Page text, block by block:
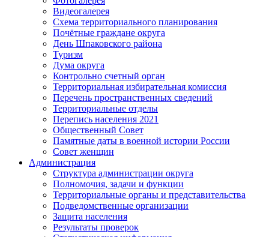
Видеогалерея
Схема территориального планирования
Почётные граждане округа
День Шпаковского района
Туризм
Дума округа
Контрольно счетный орган
Территориальная избирательная комиссия
Перечень пространственных сведений
Территориальные отделы
Перепись населения 2021
Общественный Совет
Памятные даты в военной истории России
Совет женщин
Администрация
Структура администрации округа
Полномочия, задачи и функции
Территориальные органы и представительства
Подведомственные организации
Защита населения
Результаты проверок